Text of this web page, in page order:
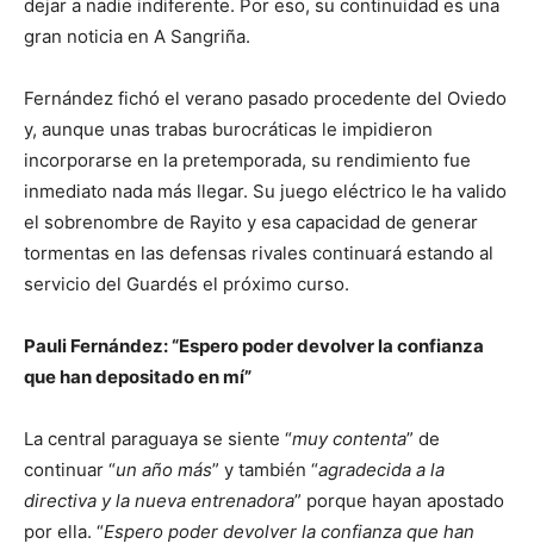
dejar a nadie indiferente. Por eso, su continuidad es una
gran noticia en A Sangriña.
Fernández fichó el verano pasado procedente del Oviedo
y, aunque unas trabas burocráticas le impidieron
incorporarse en la pretemporada, su rendimiento fue
inmediato nada más llegar. Su juego eléctrico le ha valido
el sobrenombre de Rayito y esa capacidad de generar
tormentas en las defensas rivales continuará estando al
servicio del Guardés el próximo curso.
Pauli Fernández: “Espero poder devolver la confianza
que han depositado en mí”
La central paraguaya se siente “muy contenta” de
continuar “un año más” y también “agradecida a la
directiva y la nueva entrenadora” porque hayan apostado
por ella. “Espero poder devolver la confianza que han